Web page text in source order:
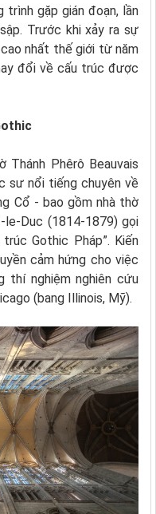
trình gặp gián đoạn, lần
Trước khi xảy ra sự
nhất thế giới từ năm
đổi về cấu trúc được
Thánh Phêrô Beauvais
sư nổi tiếng chuyên về
Cổ - bao gồm nhà thờ
Duc (1814-1879) gọi
Gothic Pháp”. Kiến
cảm hứng cho việc
thí nghiệm nghiên cứu
(bang Illinois, Mỹ).